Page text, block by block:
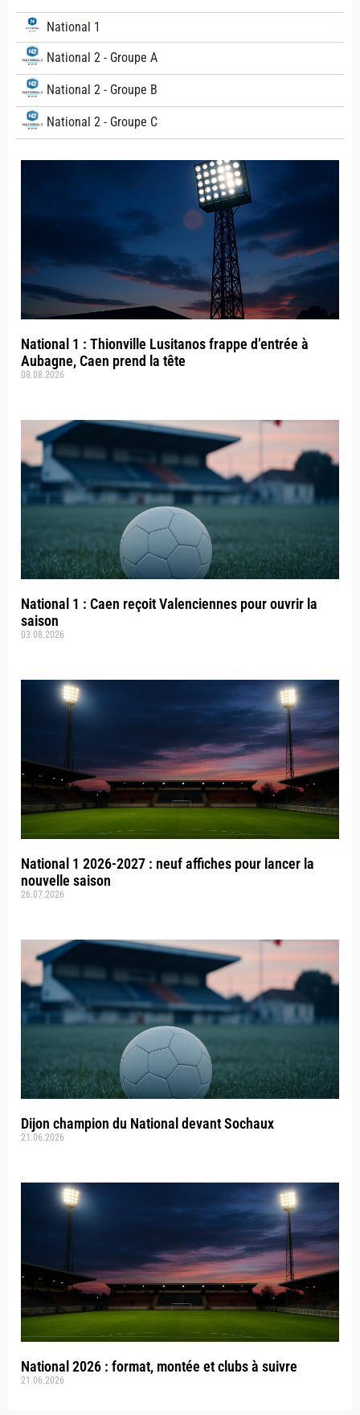
National 1
National 2 - Groupe A
National 2 - Groupe B
National 2 - Groupe C
National 1 : Thionville Lusitanos frappe d’entrée à
Aubagne, Caen prend la tête
08.08.2026
National 1 : Caen reçoit Valenciennes pour ouvrir la
saison
03.08.2026
National 1 2026-2027 : neuf affiches pour lancer la
nouvelle saison
26.07.2026
Dijon champion du National devant Sochaux
21.06.2026
National 2026 : format, montée et clubs à suivre
21.06.2026